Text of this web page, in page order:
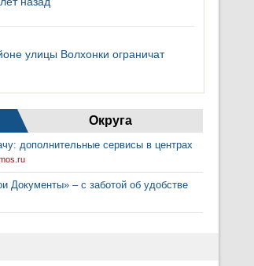
улицы Волхонки ограничат
Округа
дополнительные сервисы в центрах
Документы» – с заботой об удобстве